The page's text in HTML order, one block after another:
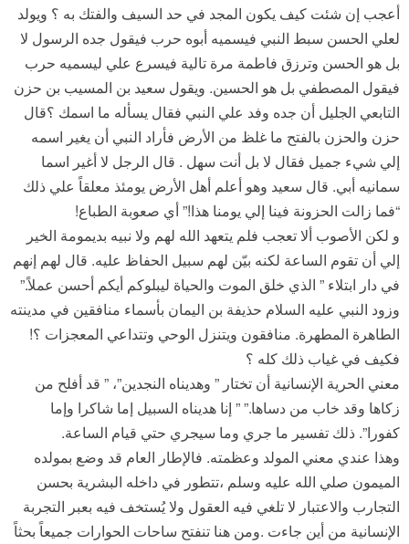
أعجب إن شئت كيف يكون المجد في حد السيف والفتك به ؟ ويولد
لعلي الحسن سبط النبي فيسميه أبوه حرب فيقول جده الرسول لا
بل هو الحسن وترزق فاطمة مرة تالية فيسرع علي ليسميه حرب
فيقول المصطفي بل هو الحسين. ويقول سعيد بن المسيب بن حزن
التابعي الجليل أن جده وفد علي النبي فقال يسأله ما اسمك ؟قال
حزن والحزن بالفتح ما غلظ من الأرض فأراد النبي أن يغير اسمه
إلي شيء جميل فقال لا بل أنت سهل . قال الرجل لا أغير اسما
سمانيه أبي. قال سعيد وهو أعلم أهل الأرض يومئذ معلقاً علي ذلك
“فما زالت الحزونة فينا إلي يومنا هذا!” أي صعوبة الطباع!
و لكن الأصوب ألا تعجب فلم يتعهد الله لهم ولا نبيه بديمومة الخير
إلي أن تقوم الساعة لكنه بيّن لهم سبيل الحفاظ عليه. قال لهم إنهم
في دار ابتلاء ” الذي خلق الموت والحياة ليبلوكم أيكم أحسن عملاً.”
وزود النبي عليه السلام حذيفة بن اليمان بأسماء منافقين في مدينته
الطاهرة المطهرة. منافقون ويتنزل الوحي وتتداعي المعجزات ؟!
فكيف في غياب ذلك كله ؟
معني الحرية الإنسانية أن تختار ” وهديناه النجدين”، ” قد أفلح من
زكاها وقد خاب من دساها.” ” إنا هديناه السبيل إما شاكرا وإما
كفورا”. ذلك تفسير ما جري وما سيجري حتي قيام الساعة.
وهذا عندي معني المولد وعظمته. فالإطار العام قد وضع بمولده
الميمون صلي الله عليه وسلم ،تتطور في داخله البشرية بحسن
التجارب والاعتبار لا تلغي فيه العقول ولا يُستخف فيه بعبر التجربة
الإنسانية من أين جاءت .ومن هنا تنفتح ساحات الحوارات جميعاً بحثاً